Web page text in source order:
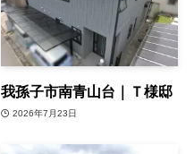
我孫子市南青山台｜Ｔ様邸
2026年7月23日